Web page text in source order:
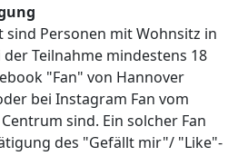
sind Personen mit Wohnsitz in
Teilnahme mindestens 18
"Fan" von Hannover
bei Instagram Fan vom
sind. Ein solcher Fan
des "Gefällt mir"/ "Like"-